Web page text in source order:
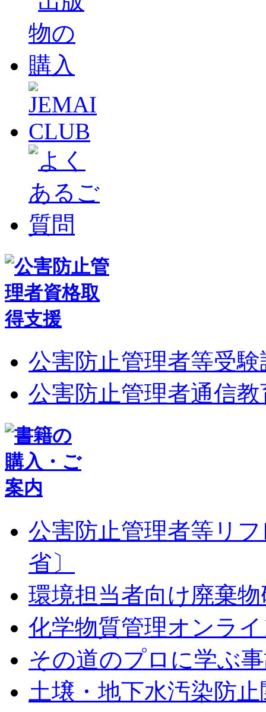
公害防止管理者等受
公害防止管理者通信教
公害防止管理者等リ
省〕
環境担当者向け廃棄
化学物質管理オンラ
その道のプロに学ぶ
土壌・地下水汚染防